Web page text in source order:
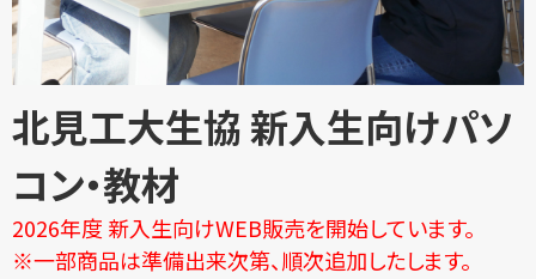
北見工大生協 新入生向けパソ
コン・教材
2026年度 新入生向けWEB販売を開始しています。
※一部商品は準備出来次第、順次追加したします。